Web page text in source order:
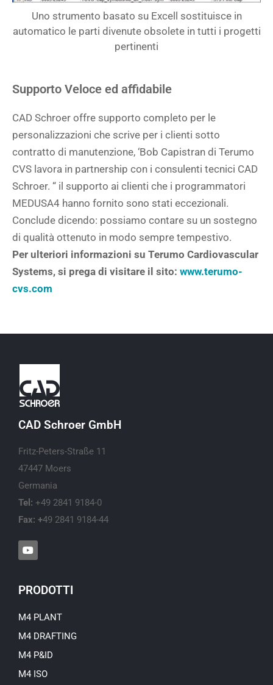
Uno strumento basato su Excell sostituisce in
automatico le parti divenute obsolete in tutti i progetti
pertinenti
Supporto Veloce ed affidabile
CAD Schroer offre supporto completo per le
personalizzazioni che scrive per i clienti sotto
contratto di manutenzione, ‘Bob Capistran di Terumo
CVS lavora in partnership con i consulenti tecnici CAD
Schroer. “ il supporto ai clienti che i programmatori
MEDUSA4 hanno fornito sono stati eccezionali.
Conclude dicendo: possiamo contare su un sostegno
di qualità ottenuto in modo sempre tempestivo.
Per ulteriori informazioni su Terumo Cardiovascular
Systems, si prega di visitare il sito: www.terumo-
cvs.com
CAD Schroer GmbH
Fritz-Peters-Straße 11
47447 Moers
Germania
Tel: +49 2841 9184-0
Fax: +49 2841 9184-44
Y
o
u
u
b
PRODOTTI
M4 PLANT
M4 DRAFTING
M4 P&ID
M4 ISO